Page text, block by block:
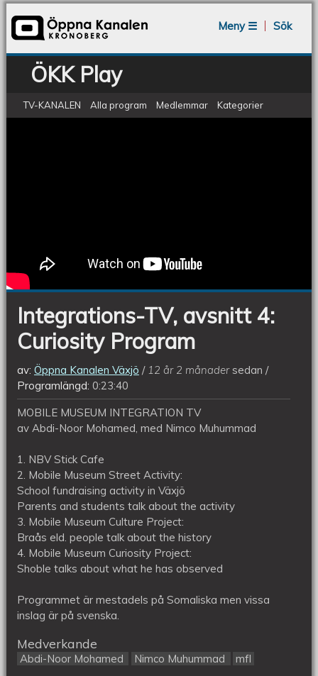
Meny ☰
Sök
ÖKK Play
TV-KANALEN Alla program Medlemmar Kategorier
Program
Integrations-TV, avsnitt 4:
Curiosity Program
av: Öppna Kanalen Växjö 12 år 2 månadersedan
Programlängd: 0:23:40
MOBILE MUSEUM INTEGRATION TV
av Abdi-Noor Mohamed, med Nimco Muhummad
1. NBV Stick Cafe
2. Mobile Museum Street Activity:
School fundraising activity in Växjö
Parents and students talk about the activity
3. Mobile Museum Culture Project:
Braås eld. people talk about the history
4. Mobile Museum Curiosity Project:
Shoble talks about what he has observed
Programmet är mestadels på Somaliska men vissa
inslag är på svenska.
Medverkande
Abdi-Noor Mohamed Nimco Muhummad mfl